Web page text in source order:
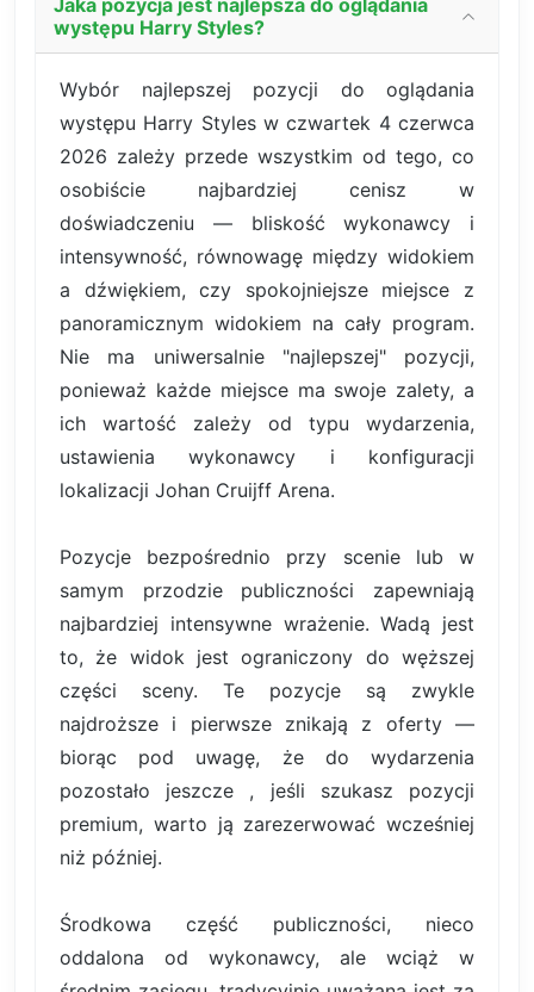
Jaka pozycja jest najlepsza do oglądania
występu Harry Styles?
Wybór najlepszej pozycji do oglądania
występu Harry Styles w czwartek 4 czerwca
2026 zależy przede wszystkim od tego, co
osobiście najbardziej cenisz w
doświadczeniu — bliskość wykonawcy i
intensywność, równowagę między widokiem
a dźwiękiem, czy spokojniejsze miejsce z
panoramicznym widokiem na cały program.
Nie ma uniwersalnie "najlepszej" pozycji,
ponieważ każde miejsce ma swoje zalety, a
ich wartość zależy od typu wydarzenia,
ustawienia wykonawcy i konfiguracji
lokalizacji Johan Cruijff Arena.
Pozycje bezpośrednio przy scenie lub w
samym przodzie publiczności zapewniają
najbardziej intensywne wrażenie. Wadą jest
to, że widok jest ograniczony do węższej
części sceny. Te pozycje są zwykle
najdroższe i pierwsze znikają z oferty —
biorąc pod uwagę, że do wydarzenia
pozostało jeszcze , jeśli szukasz pozycji
premium, warto ją zarezerwować wcześniej
niż później.
Środkowa część publiczności, nieco
oddalona od wykonawcy, ale wciąż w